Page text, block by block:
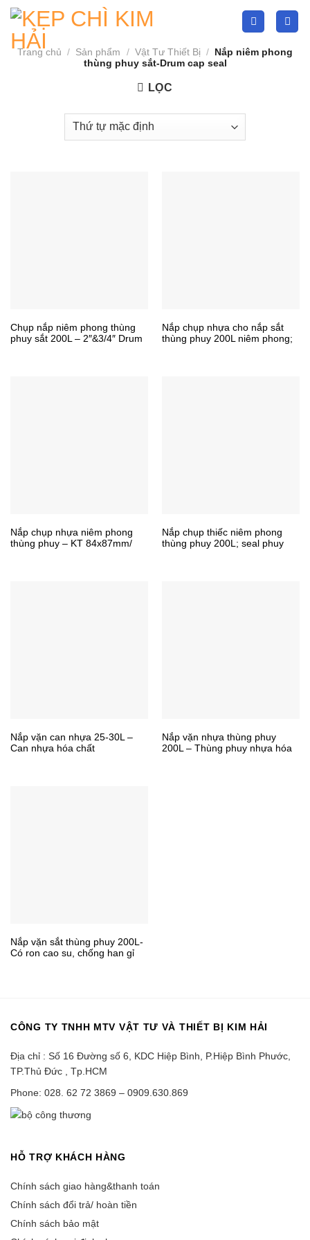
Skip
content
Trang chủ / Sản phẩm / Vật Tư Thiết Bị / Nắp niêm phong
thùng phuy sắt-Drum cap seal
LỌC
Chụp nắp niêm phong thùng
phuy sắt 200L – 2″&3/4″ Drum
Nắp chụp nhựa cho nắp sắt
thùng phuy 200L niêm phong;
Nắp chụp nhựa niêm phong
thùng phuy – KT 84x87mm/
Nắp chụp thiếc niêm phong
thùng phuy 200L; seal phuy
Nắp vặn can nhựa 25-30L –
Can nhựa hóa chất
Nắp vặn nhựa thùng phuy
200L – Thùng phuy nhựa hóa
Nắp vặn sắt thùng phuy 200L-
Có ron cao su, chống han gỉ
CÔNG TY TNHH MTV VẬT TƯ VÀ THIẾT BỊ KIM HẢI
Địa chỉ : Số 16 Đường số 6, KDC Hiệp Bình, P.Hiệp Bình Phước,
TP.Thủ Đức , Tp.HCM
Phone: 028. 62 72 3869 – 0909.630.869
HỖ TRỢ KHÁCH HÀNG
Chính sách giao hàng&thanh toán
Chính sách đổi trả/ hoàn tiền
Chính sách bảo mật